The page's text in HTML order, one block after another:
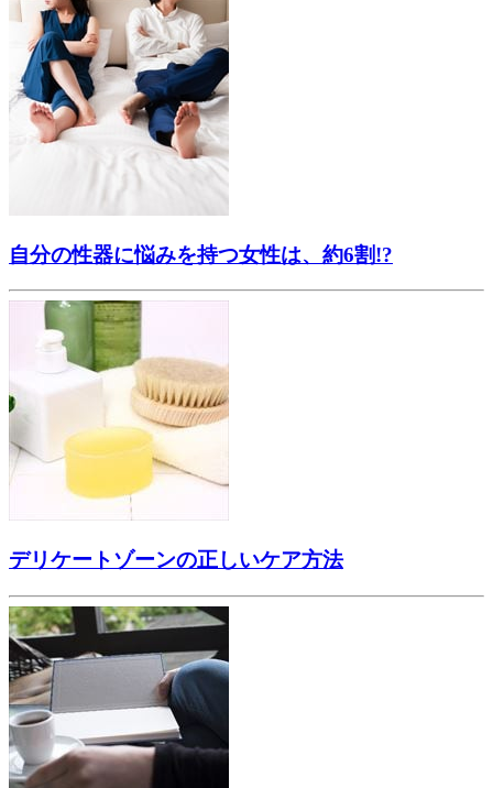
自分の性器に悩みを持つ女性は、約6割!?
デリケートゾーンの正しいケア方法